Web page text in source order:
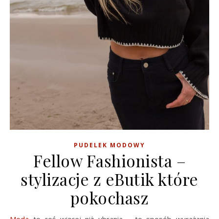
PUDELEK MODOWY
Fellow Fashionista –
stylizacje z eButik które
pokochasz